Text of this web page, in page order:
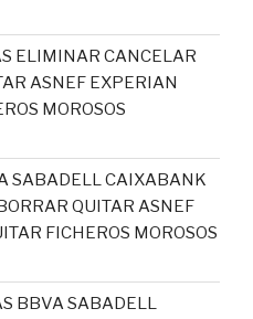
ELIMINAR CANCELAR
ASNEF EXPERIAN
MOROSOS
SABADELL CAIXABANK
QUITAR ASNEF
FICHEROS MOROSOS
BBVA SABADELL